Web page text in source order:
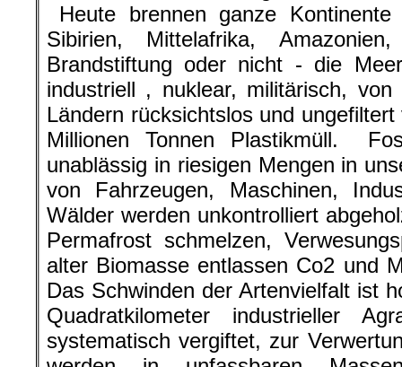
Heute brennen ganze
Sibirien, Mittelafrika,
Brandstiftung oder nicht - die
industriell , nuklear, militärisch,
Ländern rücksichtslos und
Millionen Tonnen Plastikmüll.
unablässig in riesigen Mengen in
von Fahrzeugen, Maschinen,
Wälder werden unkontrolliert
Permafrost schmelzen,
alter Biomasse entlassen Co2 und
Das Schwinden der Artenvielfalt ist
Quadratkilometer industrieller
systematisch vergiftet, zur